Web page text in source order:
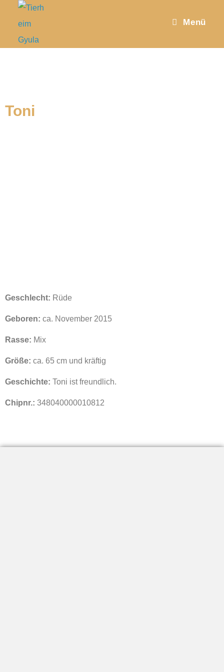
Menü
Toni
Geschlecht: Rüde
Geboren: ca. November 2015
Rasse: Mix
Größe: ca. 65 cm und kräftig
Geschichte: Toni ist freundlich.
Chipnr.: 348040000010812